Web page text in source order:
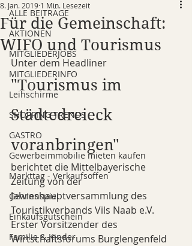
ALLE BEITRÄGE
AKTIONEN
MITGLIEDERJOBS
MITGLIEDERINFO
Leihschirme
SHOPPING TRENDS
GASTRO
Gewerbeimmobilie mieten kaufen
Markttag - Verkaufsoffen
Gewinnspiel
Einkaufsgutschein
Familie & Kinder
Für die Gemeinschaft:
WIFO und Tourismus
8. Jan. 2019 1 Min. Lesezeit
Unter dem Headliner
"Tourismus im
Städtedreieck
voranbringen"
berichtet die Mittelbayerische
Zeitung von der
Jahreshauptversammlung des
Touristikverbands Vils Naab e.V.
Erster Vorsitzender des
Wirtschaftsforums Burglengenfeld